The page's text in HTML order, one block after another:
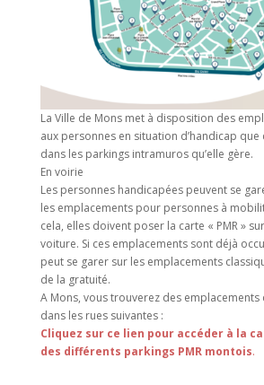
La Ville de Mons met à disposition des
aux personnes en situation d’handicap
dans les parkings intramuros qu’elle gère.
En voirie
Les personnes handicapées peuvent se
les emplacements pour personnes à
cela, elles doivent poser la carte « PMR »
voiture. Si ces emplacements sont déjà
peut se garer sur les emplacements
de la gratuité.
A Mons, vous trouverez des
dans les rues suivantes :
Cliquez sur ce lien pour accéder à la
des différents parkings PMR montois.